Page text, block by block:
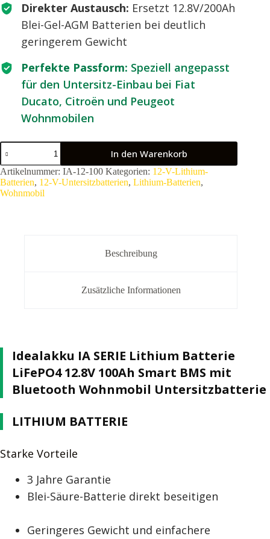
Direkter Austausch: Ersetzt 12.8V/200Ah
Blei-Gel-AGM Batterien bei deutlich
geringerem Gewicht
Perfekte Passform: Speziell angepasst
für den Untersitz-Einbau bei Fiat
Ducato, Citroën und Peugeot
Wohnmobilen
In den Warenkorb
Artikelnummer: IA-12-100 Kategorien: 12-V-Lithium-
Batterien, 12-V-Untersitzbatterien, Lithium-Batterien,
Wohnmobil
Beschreibung
Zusätzliche Informationen
Idealakku IA SERIE Lithium Batterie
LiFePO4 12.8V 100Ah Smart BMS mit
Bluetooth Wohnmobil Untersitzbatterie
LITHIUM BATTERIE
Starke Vorteile
3 Jahre Garantie
Blei-Säure-Batterie direkt beseitigen
Geringeres Gewicht und einfachere